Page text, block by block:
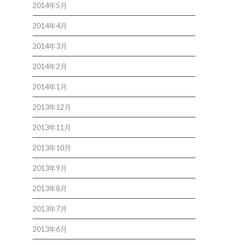
2014年5月
2014年4月
2014年3月
2014年2月
2014年1月
2013年12月
2013年11月
2013年10月
2013年9月
2013年8月
2013年7月
2013年6月